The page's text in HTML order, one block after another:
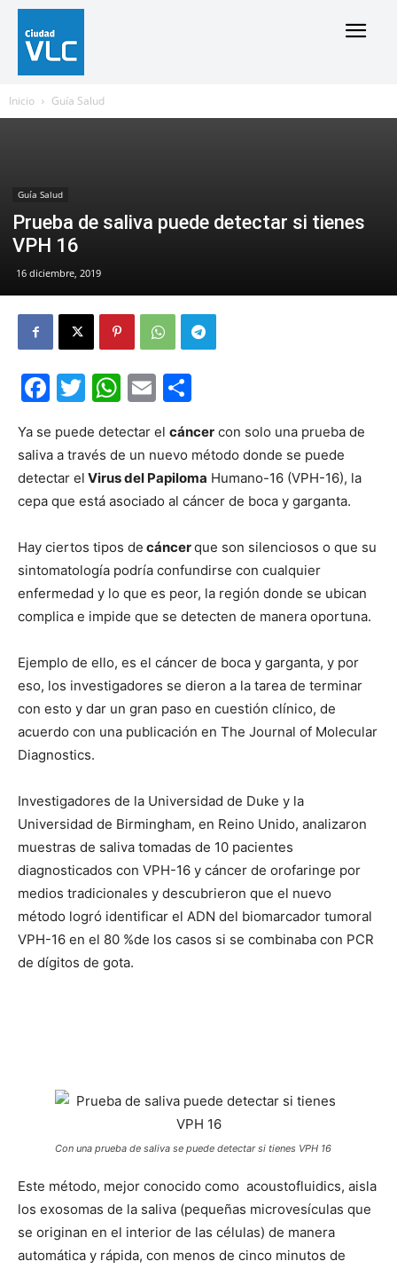
Inicio Guía Salud
Guía Salud
Prueba de saliva puede detectar si tienes
VPH 16
16 diciembre, 2019
Facebook
Twitter
WhatsApp
Email
Ya se puede detectar el cáncer con solo una prueba de
saliva a través de un nuevo método donde se puede
detectar el Virus del Papiloma Humano-16 (VPH-16), la
cepa que está asociado al cáncer de boca y garganta.
Hay ciertos tipos de cáncerque son silenciosos o que su
sintomatología podría confundirse con cualquier
enfermedad y lo que es peor, la región donde se ubican
complica e impide que se detecten de manera oportuna.
Ejemplo de ello, es el cáncer de boca y garganta, y por
eso, los investigadores se dieron a la tarea de terminar
con esto y dar un gran paso en cuestión clínico, de
acuerdo con una publicación en The Journal of Molecular
Diagnostics.
Investigadores de la Universidad de Duke y la
Universidad de Birmingham, en Reino Unido, analizaron
muestras de saliva tomadas de 10 pacientes
diagnosticados con VPH-16 y cáncer de orofaringe por
medios tradicionales y descubrieron que el nuevo
método logró identificar el ADN del biomarcador tumoral
VPH-16 en el 80 %de los casos si se combinaba con PCR
de dígitos de gota.
Con una prueba de saliva se puede detectar si tienes VPH 16
Este método, mejor conocido como acoustofluidics, aisla
los exosomas de la saliva (pequeñas microvesículas que
se originan en el interior de las células) de manera
automática y rápida, con menos de cinco minutos de